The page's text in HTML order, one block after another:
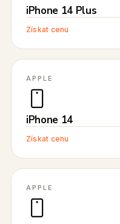
iPhone 14 Plus
Získat cenu
APPLE
iPhone 14
Získat cenu
APPLE